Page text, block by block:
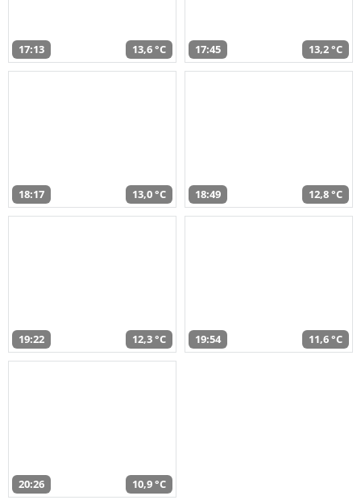
17:13 13,6 °C 17:45 13,2 °C
18:17 13,0 °C 18:49 12,8 °C
19:22 12,3 °C 19:54 11,6 °C
20:26 10,9 °C